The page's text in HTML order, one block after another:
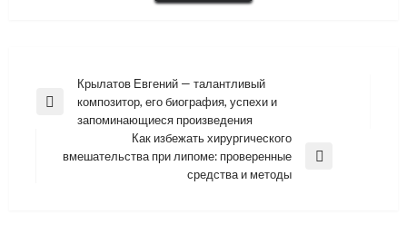
Навигация
по
Previous
Крылатов Евгений — талантливый
композитор, его биография, успехи и
запоминающиеся произведения
Next
Как избежать хирургического
вмешательства при липоме: проверенные
средства и методы